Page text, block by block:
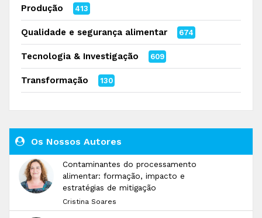
Produção 413
Qualidade e segurança alimentar 674
Tecnologia & Investigação 609
Transformação 130
Os Nossos Autores
Contaminantes do processamento
alimentar: formação, impacto e
estratégias de mitigação
Cristina Soares